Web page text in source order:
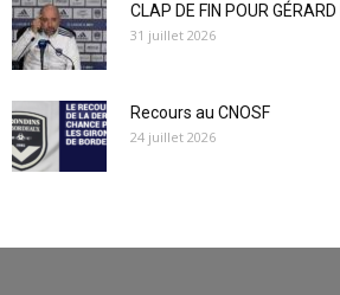
CLAP DE FIN POUR
31 juillet 2026
Recours au CNOSF
24 juillet 2026